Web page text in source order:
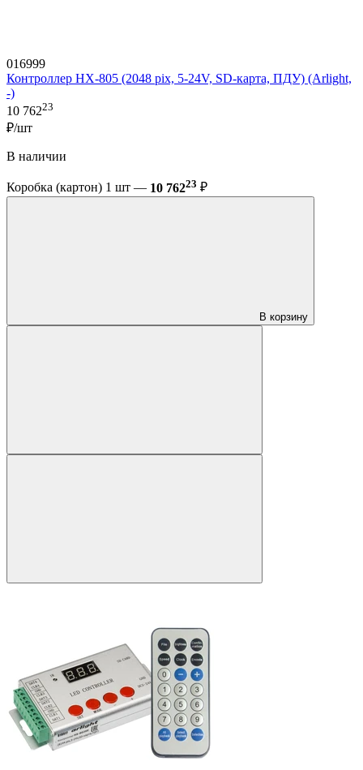
016999
Контроллер HX-805 (2048 pix, 5-24V, SD-карта, ПДУ) (Arlight,
-)
10 76223
₽/шт
В наличии
Коробка (картон) 1 шт — 10 76223 ₽
В корзину